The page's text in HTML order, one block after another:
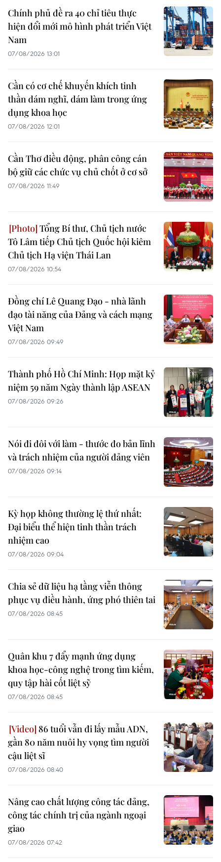
Chính phủ đề ra 40 chỉ tiêu thực
hiện đổi mới mô hình phát triển Việt
Nam
07/08/2026 13:01
Cần có cơ chế khuyến khích tinh
thần dám nghĩ, dám làm trong ứng
dụng khoa học
07/08/2026 12:01
Cần Thơ điều động, phân công cán
bộ giữ các chức vụ chủ chốt ở cơ sở
07/08/2026 11:49
Tổng Bí thư, Chủ tịch nước
Tô Lâm tiếp Chủ tịch Quốc hội kiêm
Chủ tịch Hạ viện Thái Lan
07/08/2026 10:54
Đồng chí Lê Quang Đạo - nhà lãnh
đạo tài năng của Đảng và cách mạng
Việt Nam
07/08/2026 09:49
Thành phố Hồ Chí Minh: Họp mặt kỷ
niệm 59 năm Ngày thành lập ASEAN
07/08/2026 09:26
Nói đi đôi với làm - thước đo bản lĩnh
và trách nhiệm của người đảng viên
07/08/2026 09:14
Kỳ họp không thường lệ thứ nhất:
Đại biểu thể hiện tinh thần trách
nhiệm cao
07/08/2026 09:04
Chia sẻ dữ liệu hạ tầng viễn thông
phục vụ điều hành, ứng phó thiên tai
07/08/2026 08:45
Quân khu 7 đẩy mạnh ứng dụng
khoa học-công nghệ trong tìm kiếm,
quy tập hài cốt liệt sỹ
07/08/2026 08:45
86 tuổi vẫn đi lấy mẫu ADN,
gần 80 năm nuôi hy vọng tìm người
cậu liệt sĩ
07/08/2026 08:40
Nâng cao chất lượng công tác đảng,
công tác chính trị của ngành ngoại
giao
07/08/2026 07:42